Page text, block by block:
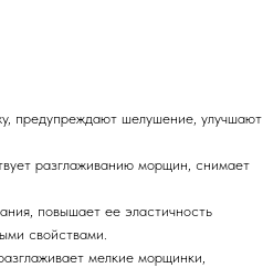
предупреждают шелушение, улучшают
разглаживанию морщин, снимает
повышает ее эластичность
свойствами.
мелкие морщинки,